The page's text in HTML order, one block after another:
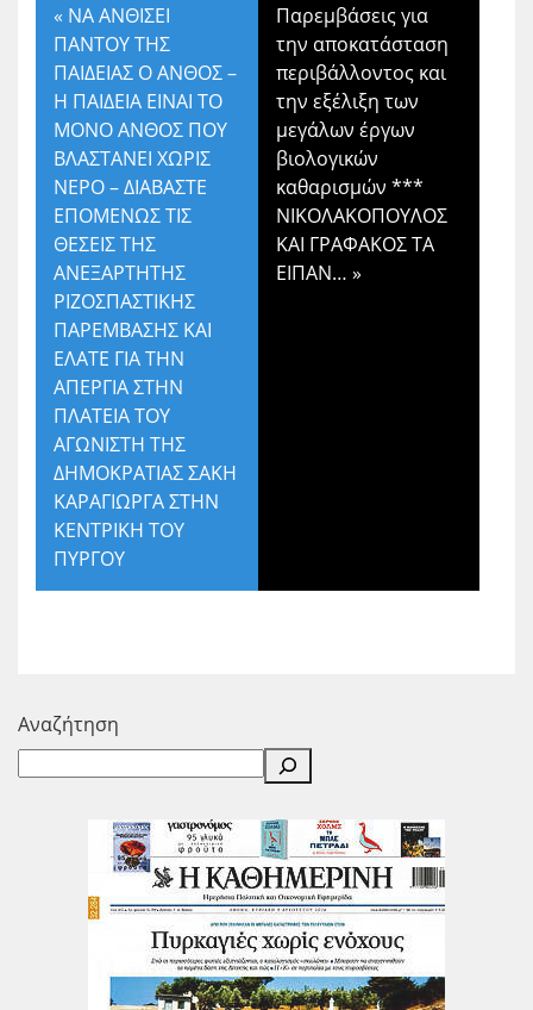
« ΝΑ ΑΝΘΙΣΕΙ
ΠΑΝΤΟΥ ΤΗΣ
ΠΑΙΔΕΙΑΣ Ο ΑΝΘΟΣ –
Η ΠΑΙΔΕΙΑ ΕΙΝΑΙ ΤΟ
ΜΟΝΟ ΑΝΘΟΣ ΠΟΥ
ΒΛΑΣΤΑΝΕΙ ΧΩΡΙΣ
ΝΕΡΟ – ΔΙΑΒΑΣΤΕ
ΕΠΟΜΕΝΩΣ ΤΙΣ
ΘΕΣΕΙΣ ΤΗΣ
ΑΝΕΞΑΡΤΗΤΗΣ
ΡΙΖΟΣΠΑΣΤΙΚΗΣ
ΠΑΡΕΜΒΑΣΗΣ ΚΑΙ
ΕΛΑΤΕ ΓΙΑ ΤΗΝ
ΑΠΕΡΓΙΑ ΣΤΗΝ
ΠΛΑΤΕΙΑ ΤΟΥ
ΑΓΩΝΙΣΤΗ ΤΗΣ
ΔΗΜΟΚΡΑΤΙΑΣ ΣΑΚΗ
ΚΑΡΑΓΙΩΡΓΑ ΣΤΗΝ
ΚΕΝΤΡΙΚΗ ΤΟΥ
ΠΥΡΓΟΥ
Παρεμβάσεις για
την αποκατάσταση
περιβάλλοντος και
την εξέλιξη των
μεγάλων έργων
βιολογικών
καθαρισμών ***
ΝΙΚΟΛΑΚΟΠΟΥΛΟΣ
ΚΑΙ ΓΡΑΦΑΚΟΣ ΤΑ
ΕΙΠΑΝ… »
Αναζήτηση